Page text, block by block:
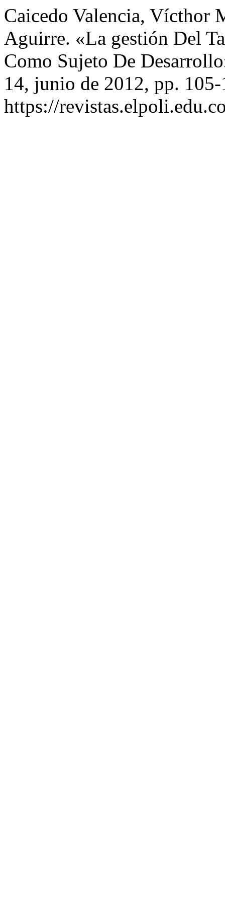
Caicedo Valencia, Vícthor
Aguirre. «La gestión Del
Como Sujeto De
14, junio de 2012, pp.
https://